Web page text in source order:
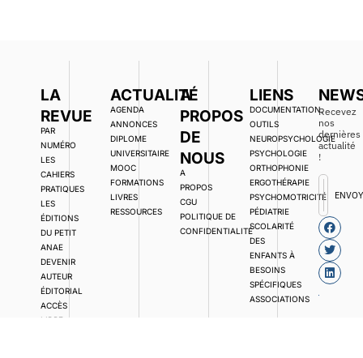
LA
REVUE
PAR
NUMÉRO
LES
CAHIERS
PRATIQUES
LES
ÉDITIONS
DU PETIT
ANAE
DEVENIR
AUTEUR
ÉDITORIAL
ACCÈS
LIBRE
ACTUALITÉ
AGENDA
ANNONCES
DIPLOME
UNIVERSITAIRE
MOOC
FORMATIONS
LIVRES
RESSOURCES
A
PROPOS
DE
NOUS
A
PROPOS
CGU
POLITIQUE DE
CONFIDENTIALITÉ
LIENS
DOCUMENTATION,
OUTILS
NEUROPSYCHOLOGIE
PSYCHOLOGIE
ORTHOPHONIE
ERGOTHÉRAPIE
PSYCHOMOTRICITÉ
PÉDIATRIE
SCOLARITÉ
DES
ENFANTS À
BESOINS
SPÉCIFIQUES
ASSOCIATIONS
Recevez
nos
dernières
actualité
!